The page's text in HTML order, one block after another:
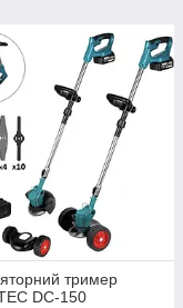
тример
DC-150